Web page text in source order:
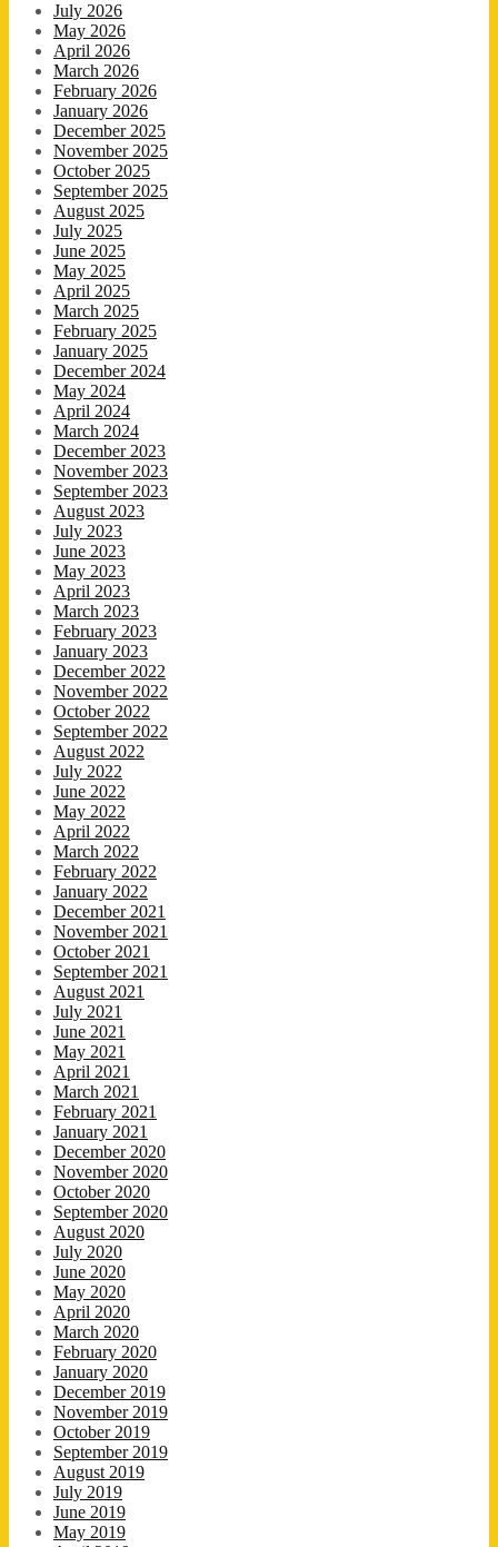
July 2026
May 2026
April 2026
March 2026
February 2026
January 2026
December 2025
November 2025
October 2025
September 2025
August 2025
July 2025
June 2025
May 2025
April 2025
March 2025
February 2025
January 2025
December 2024
May 2024
April 2024
March 2024
December 2023
November 2023
September 2023
August 2023
July 2023
June 2023
May 2023
April 2023
March 2023
February 2023
January 2023
December 2022
November 2022
October 2022
September 2022
August 2022
July 2022
June 2022
May 2022
April 2022
March 2022
February 2022
January 2022
December 2021
November 2021
October 2021
September 2021
August 2021
July 2021
June 2021
May 2021
April 2021
March 2021
February 2021
January 2021
December 2020
November 2020
October 2020
September 2020
August 2020
July 2020
June 2020
May 2020
April 2020
March 2020
February 2020
January 2020
December 2019
November 2019
October 2019
September 2019
August 2019
July 2019
June 2019
May 2019